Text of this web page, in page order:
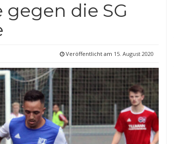
die SG
Veröffentlicht am 15. August 2020